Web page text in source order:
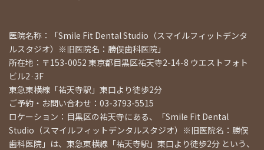
医院名称：「Smile Fit Dental Studio（スマイルフィットデンタ
ルスタジオ）※旧医院名：勝俣歯科医院」
所在地：〒153-0052 東京都目黒区祐天寺2-14-8 ウエストフォト
ビル2·3F
東急東横線「祐天寺駅」東口より徒歩2分
ご予約・お問い合わせ：03-3793-5515
ロケーション：目黒区の祐天寺にある、「Smile Fit Dental
Studio（スマイルフィットデンタルスタジオ）※旧医院名：勝俣
歯科医院」は、東急東横線「祐天寺駅」東口より徒歩2分 という、